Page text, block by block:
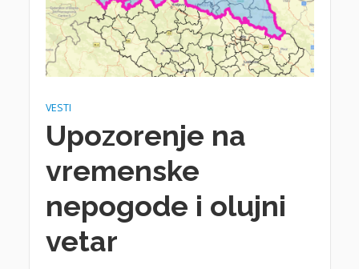
VESTI
Upozorenje na
vremenske
nepogode i olujni
vetar